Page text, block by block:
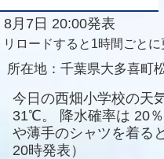
8月7日 20:00発表
リロードすると1時間ごとに
所在地： 千葉県大多喜町
今日の西畑小学校の天
31℃。
降水確率は 20％
や薄手のシャツを着る
20時発表）